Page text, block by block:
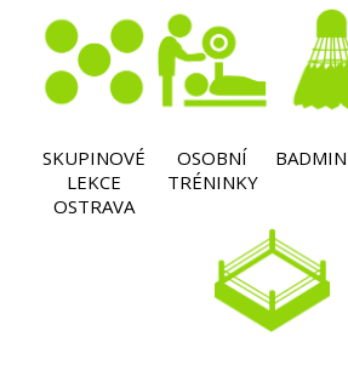
SKUPINOVÉ
LEKCE
OSTRAVA
OSOBNÍ
TRÉNINKY